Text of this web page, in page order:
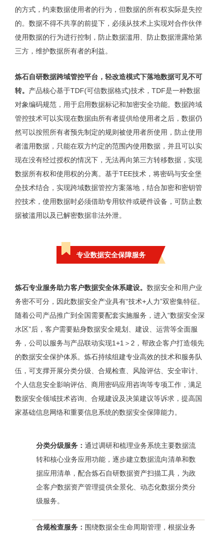
的方式，约束数据使用者的行为，但数据的所有权实际是失控
的。数据不得不共享的前提下，必须从技术上实现对合作伙伴
使用数据的行为进行控制，防止数据滥用、防止数据泄露给第
三方，维护数据所有者的利益。
炼石自研数据跨域管控平台，轻改造模式下落地数据可见不可
转。 产品核心基于TDF(可信数据格式)技术，TDF是一种数据
对象编码规范，用于启用数据标记和加密安全功能。数据跨域
管控技术可以实现在数据由所有者提供给使用者之后，数据仍
然可以按照所有者预先制定的规则被使用者所使用，防止使用
者滥用数据，只能在双方约定的范围内使用数据，并且可以实
现在没有经过授权的情况下，无法再向第三方转移数据，实现
数据所有权和使用权的分离。基于TEE技术，将密码与安全堡
垒技术结合，实现跨域数据管控方案落地，结合加密和密钥管
控技术，使用数据时必须借助专用软件或硬件设备，可防止数
据被滥用以及已解密数据非法外泄。
专业数据安全保障服务
炼石专业服务助力客户数据安全体系建设。数据安全和用户业
务密不可分，因此数据安全产业具有“技术+人力”双密集特征。
随着公司产品推广到全国需要配套实施服务，进入“数据安全深
水区”后，客户需要贴身数据安全规划、建设、运营等全面服
务，公司以服务与产品联动实现1+1＞2，帮政企客户打造领先
的数据安全保护体系。炼石持续组建专业高效的技术和服务队
伍，可支撑开展分类分级、合规检查、风险评估、安全审计、
个人信息安全影响评估、商用密码应用咨询等专项工作，满足
数据安全领域技术咨询、合规建设及决策建议等诉求，提高国
家基础信息网络和重要信息系统的数据安全保障能力。
分类分级服务： 通过调研和梳理业务系统主要数据流
转和核心业务应用功能，逐步建立数据流向清单和数
据应用清单，配合炼石自研数据资产扫描工具，为政
企客户数据资产管理提供全景化、动态化数据分类分
级服务。
合规检查服务： 围绕数据全生命周期管理，根据业务